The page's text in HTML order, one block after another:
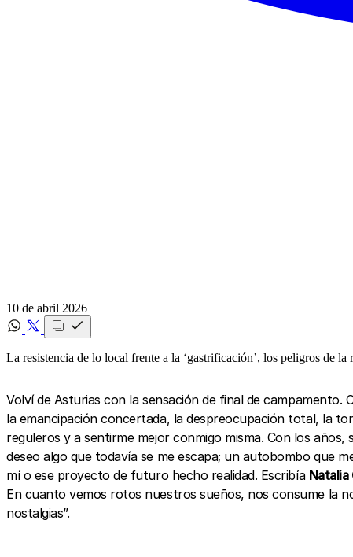
10 de abril 2026
La resistencia de lo local frente a la ‘gastrificación’, los peligros de
Volví de Asturias con la sensación de final de campamento.
la emancipación concertada, la despreocupación total, la
reguleros y a sentirme mejor conmigo misma. Con los
deseo algo que todavía se me escapa; un autobombo que
mí o ese proyecto de futuro hecho realidad. Escribía Natalia
En cuanto vemos rotos nuestros sueños, nos consume la
nostalgias”.